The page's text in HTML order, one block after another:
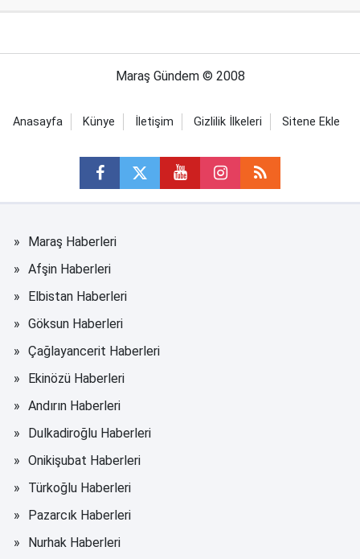
Maraş Gündem © 2008
Anasayfa Künye İletişim Gizlilik İlkeleri Sitene Ekle
Maraş Haberleri
Afşin Haberleri
Elbistan Haberleri
Göksun Haberleri
Çağlayancerit Haberleri
Ekinözü Haberleri
Andırın Haberleri
Dulkadiroğlu Haberleri
Onikişubat Haberleri
Türkoğlu Haberleri
Pazarcık Haberleri
Nurhak Haberleri